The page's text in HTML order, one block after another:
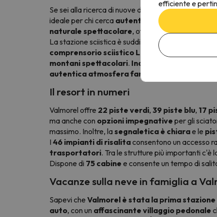
Se sei alla ricerca di nuove destinazioni, non
ideale per chi cerca autenticità ,
naturale spettacolare, offre un'esperienza
La stazione sciistica è suddivisa in
comprensorio sciistico Le Grand Domaine
montani spettacolari. Inaugurato nel
autentica atmosfera familiare
Il resort in numeri
Valmorel offre 22 piste verdi, 39 piste blu, 17
ma anche con opzioni impegnative per gli
massimo. Inoltre, lasegnaletica è chiarae le
I 46 impianti di risalitaconsentono un accesso
trasportatori. Tra le strutture più importanti c'è
Dispone di 75 cabine e consente un tempo di
Vacanze sulla neve in famiglia a
Sapevi che Valmorel è stata la prima
auto, con un affascinante villaggio pedonale
efficiente e